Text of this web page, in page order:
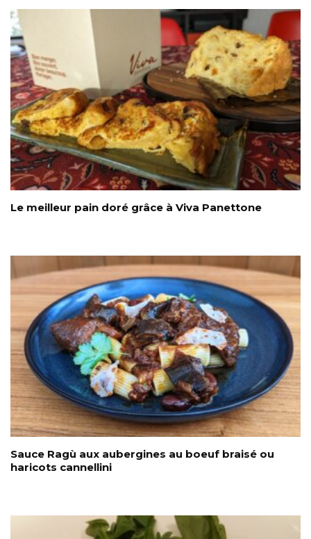
Le meilleur pain doré grâce à Viva Panettone
Sauce Ragù aux aubergines au boeuf braisé ou
haricots cannellini